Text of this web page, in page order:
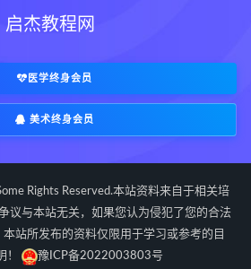
与做功实例pdf
与做功实例 归一
穴高级班课程下载
吉日下载 辰南择吉日网盘
吉日 九宫八卦指针下载
卦指针网盘 九宫八卦指针
机预测学下载
启杰教程网
医学终身会员
美术终身会员
Rights Reserved.本站资料来自于相关培
议与本站无关，如果您认为侵犯了您的合法
站所发布的资料仅限用于学习或参考的目
！
豫ICP备2022003803号